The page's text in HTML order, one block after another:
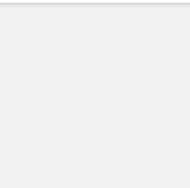
و تنها مصرف گوشت قرمز افزایشی